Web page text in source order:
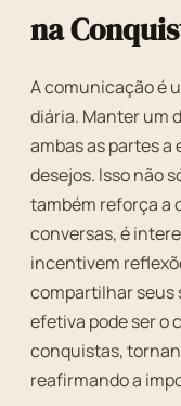
na
A comunicação é
diária. Manter um
ambas as partes a
desejos. Isso não
também reforça a
conversas, é
incentivem
compartilhar seus
efetiva pode ser o
conquistas,
reafirmando a